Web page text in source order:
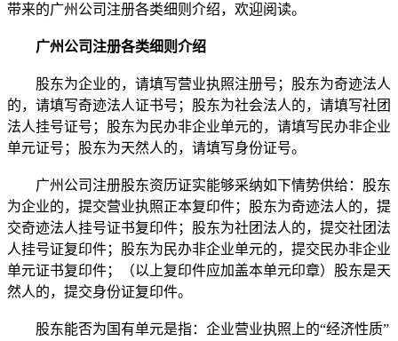
带来的广州公司注册各类细则介绍，欢迎阅读。
广州公司注册各类细则介绍
股东为企业的，请填写营业执照注册号；股东为奇迹法人
的，请填写奇迹法人证书号；股东为社会法人的，请填写社团
法人挂号证号；股东为民办非企业单元的，请填写民办非企业
单元证号；股东为天然人的，请填写身份证号。
广州公司注册股东资历证实能够采纳如下情势供给：股东
为企业的，提交营业执照正本复印件；股东为奇迹法人的，提
交奇迹法人挂号证书复印件；股东为社团法人的，提交社团法
人挂号证复印件；股东为民办非企业单元的，提交民办非企业
单元证书复印件；（以上复印件应加盖本单元印章）股东是天
然人的，提交身份证复印件。
股东能否为国有单元是指：企业营业执照上的“经济性质”